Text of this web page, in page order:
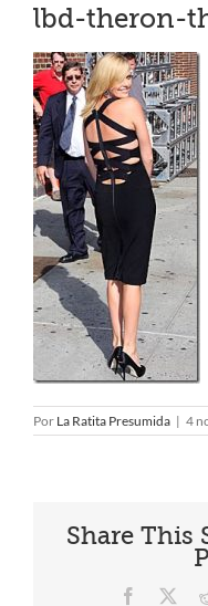
lbd-theron-
Por La Ratita Presumida | 4
Share This
Facebook